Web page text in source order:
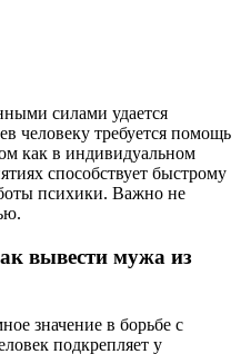
силами удается
человеку требуется помощь
как в индивидуальном
способствует быстрому
психики. Важно не
вывести мужа из
значение в борьбе с
подкрепляет у